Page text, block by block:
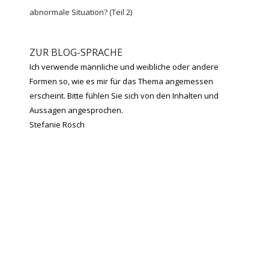
abnormale Situation? (Teil 2)
ZUR BLOG-SPRACHE
Ich verwende männliche und weibliche oder andere
Formen so, wie es mir für das Thema angemessen
erscheint. Bitte fühlen Sie sich von den Inhalten und
Aussagen angesprochen.
Stefanie Rösch